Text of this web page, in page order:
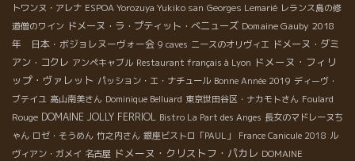
トワンヌ・アレナ ESPOA Yorozuya Yukiko san Georges Lemarié レランス島の修
道僧のワイン ドメーヌ・ラ・プティット・べニューズ Domaine Gauby 2018
年 日本・ボジョレヌーヴォー会 9 caves ニースのオリヴィエ ドメーヌ・ダミ
アン・コクレ アンペキャブル Restaurant français à Lyon ドメーヌ・フィリ
ップ・ヴァレット パッション・エ・ナチュール Bonne Année 2019 ディーヴ・
ブテイユ 高山南美さん Dominique Belluard 東京世田谷区・ナカモトさん Foulard
Rouge DOMAINE JOLLY FERRIOL Bistro La Part des Anges 長女のマドレーヌち
ゃん ロゼ・そうめん 竹之内さん 銀座ビストロ「PAUL」 France Canicule 2018 ル
ヴィアン・ガメイ 名古屋 ドメーヌ・クリストフ・パカレ DOMAINE